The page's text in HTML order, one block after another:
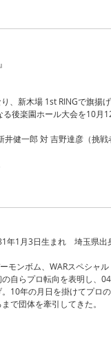
、新木場 1st RINGで旗揚
後楽園ホール大会を10月12
健一郎 対 吉野達彦（挑戦
年1月3日生まれ 埼玉県出
ンボム、WARスペシャル
自らプロ転向を表明し、
10年の月日を掛けてプロ
で団体を牽引してきた。